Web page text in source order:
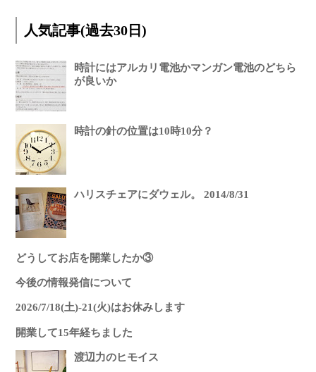
人気記事(過去30日)
時計にはアルカリ電池かマンガン電池のどちら
が良いか
時計の針の位置は10時10分？
ハリスチェアにダウェル。 2014/8/31
どうしてお店を開業したか③
今後の情報発信について
2026/7/18(土)-21(火)はお休みします
開業して15年経ちました
渡辺力のヒモイス